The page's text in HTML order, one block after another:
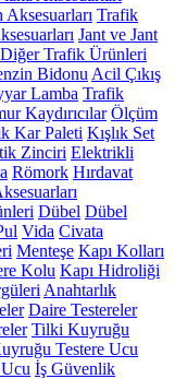
Aksesuarları Trafik
Jant ve Jant
Diğer Trafik Ürünleri
Bidonu Acil Çıkış
Lamba Trafik
Kaydırıcılar Ölçüm
Kar Paleti Kışlık Set
Zinciri Elektrikli
Römork Hırdavat
Dübel Dübel
Vida Civata
Menteşe Kapı Kolları
Kolu Kapı Hidroliği
Anahtarlık
Daire Testereler
Tilki Kuyruğu
Testere Ucu
İş Güvenlik